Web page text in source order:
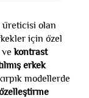
üreticisi olan
için özel
vekontrast
erkek
modellerde